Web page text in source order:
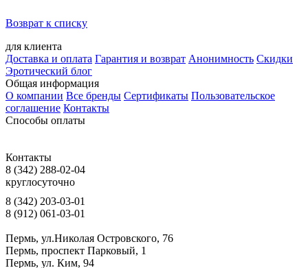
Возврат к списку
для клиента
Доставка и оплата Гарантия и возврат Анонимность Скидки
Эротический блог
Общая информация
О компании Все бренды Сертификаты Пользовательское
соглашение Контакты
Способы оплаты
Контакты
8 (342) 288-02-04
круглосуточно
8 (342) 203-03-01
8 (912) 061-03-01
Пермь, ул.Николая Островского, 76
Пермь, проспект Парковый, 1
Пермь, ул. Ким, 94